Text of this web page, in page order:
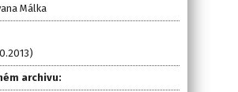
Málka
archivu: